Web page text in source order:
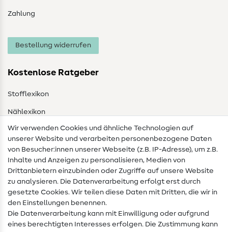
Zahlung
Bestellung widerrufen
Kostenlose Ratgeber
Stofflexikon
Nählexikon
Nähanleitungen
Hilfe & Kontakt
Kontakt
Infos zum Betreiberwechsel
Widerrufsrecht
Wir verwenden Cookies und ähnliche Technologien auf
unserer Website und verarbeiten personenbezogene Daten
von Besucher:innen unserer Webseite (z.B. IP-Adresse), um z.B.
Inhalte und Anzeigen zu personalisieren, Medien von
Drittanbietern einzubinden oder Zugriffe auf unsere Website
zu analysieren. Die Datenverarbeitung erfolgt erst durch
gesetzte Cookies. Wir teilen diese Daten mit Dritten, die wir in
den Einstellungen benennen.
Die Datenverarbeitung kann mit Einwilligung oder aufgrund
eines berechtigten Interesses erfolgen. Die Zustimmung kann